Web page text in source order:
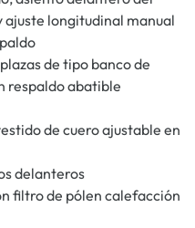
longitudinal manual
de tipo banco de
respaldo abatible
de cuero ajustable en
delanteros
filtro de pólen calefacción